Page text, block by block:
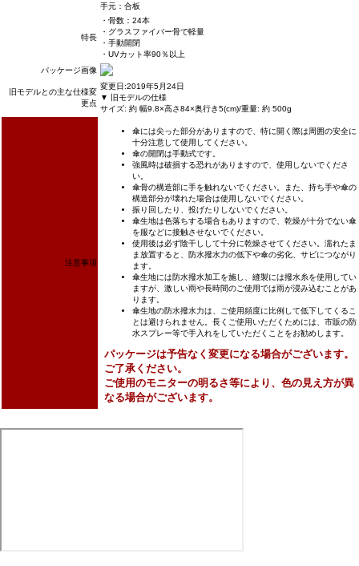
手元：合板
特長
・骨数：24本
・グラスファイバー骨で軽量
・手動開閉
・UVカット率90％以上
パッケージ画像
旧モデルとの主な仕様変
更点
変更日:2019年5月24日
▼ 旧モデルの仕様
サイズ: 約 幅9.8×高さ84×奥行き5(cm)/重量: 約 500g
注意事項
傘には尖った部分がありますので、特に開く際は周囲の安全に
十分注意して使用してください。
傘の開閉は手動式です。
強風時は破損する恐れがありますので、使用しないでくださ
い。
傘骨の構造部に手を触れないでください。また、持ち手や傘の
構造部分が壊れた場合は使用しないでください。
振り回したり、投げたりしないでください。
傘生地は色落ちする場合もありますので、乾燥が十分でない傘
を服などに接触させないでください。
使用後は必ず陰干しして十分に乾燥させてください。濡れたま
ま放置すると、防水撥水力の低下や傘の劣化、サビにつながり
ます。
傘生地には防水撥水加工を施し、縫製には撥水糸を使用してい
ますが、激しい雨や長時間のご使用では雨が浸み込むことがあ
ります。
傘生地の防水撥水力は、ご使用頻度に比例して低下してくるこ
とは避けられません。長くご使用いただくためには、市販の防
水スプレー等で手入れをしていただくことをお勧めします。
パッケージは予告なく変更になる場合がございます。
ご了承ください。
ご使用のモニターの明るさ等により、色の見え方が異
なる場合がございます。